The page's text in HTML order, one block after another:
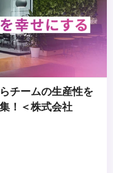
チームの生産性を
！＜株式会社